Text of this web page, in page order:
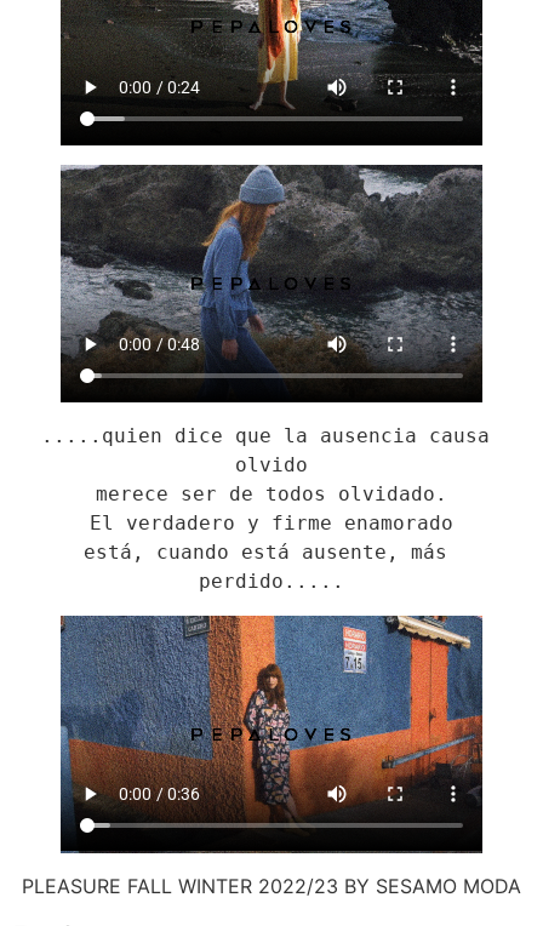
.....quien dice que la ausencia causa
olvido
merece ser de todos olvidado.
El verdadero y firme enamorado
está, cuando está ausente, más
perdido.....
PLEASURE FALL WINTER 2022/23 BY SESAMO MODA